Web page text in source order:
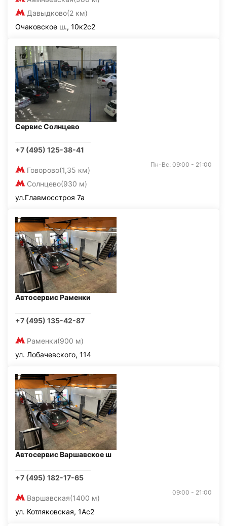
Давыдково(2 км)
Очаковское ш., 10к2с2
Сервис Солнцево
+7 (495) 125-38-41
Говорово(1,35 км)
Солнцево(930 м)
Пн-Вс: 09:00 - 21:00
ул.Главмосстроя 7а
Автосервис Раменки
+7 (495) 135-42-87
Раменки(900 м)
ул. Лобачевского, 114
Автосервис Варшавское ш
+7 (495) 182-17-65
Варшавская(1400 м)
09:00 - 21:00
ул. Котляковская, 1Ас2